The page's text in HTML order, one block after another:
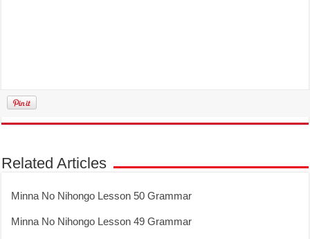
Related Articles
Minna No Nihongo Lesson 50 Grammar
Minna No Nihongo Lesson 49 Grammar